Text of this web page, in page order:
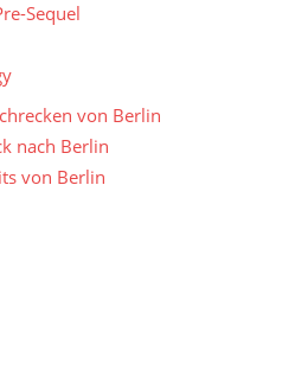
Sequel
von Berlin
nach Berlin
von Berlin